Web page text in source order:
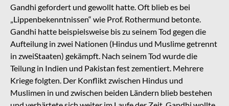
Gandhi gefordert und gewollt hatte. Oft blieb es bei
„Lippenbekenntnissen“ wie Prof. Rothermund betonte.
Gandhi hatte beispielsweise bis zu seinem Tod gegen die
Aufteilung in zwei Nationen (Hindus und Muslime getrennt
in zweiStaaten) gekämpft. Nach seinem Tod wurde die
Teilung in Indien und Pakistan fest zementiert. Mehrere
Kriege folgten. Der Konflikt zwischen Hindus und
Muslimen in und zwischen beiden Ländern blieb bestehen